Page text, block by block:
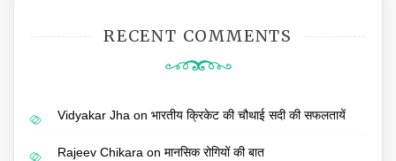
RECENT COMMENTS
Vidyakar Jha on भारतीय क्रिकेट की चौथाई सदी की सफलतायें
Rajeev Chikara on मानसिक रोगियों की बात